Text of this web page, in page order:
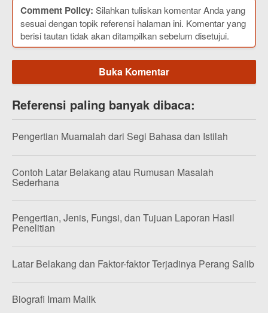
Comment Policy: Silahkan tuliskan komentar Anda yang
sesuai dengan topik referensi halaman ini. Komentar yang
berisi tautan tidak akan ditampilkan sebelum disetujui.
Buka Komentar
Referensi paling banyak dibaca:
Pengertian Muamalah dari Segi Bahasa dan Istilah
Contoh Latar Belakang atau Rumusan Masalah
Sederhana
Pengertian, Jenis, Fungsi, dan Tujuan Laporan Hasil
Penelitian
Latar Belakang dan Faktor-faktor Terjadinya Perang Salib
Biografi Imam Malik